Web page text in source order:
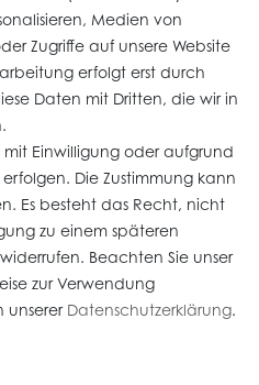
Medien von
Zugriffe auf unsere Website
erfolgt erst durch
Daten mit Dritten, die wir in
Einwilligung oder aufgrund
Die Zustimmung kann
Es besteht das Recht, nicht
zu einem späteren
Beachten Sie unser
zur Verwendung
unserer Daten­schutz­erklärung.